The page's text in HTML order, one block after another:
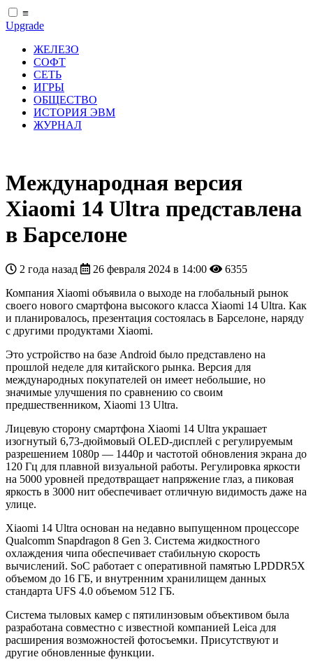
≡
Upgrade
ЖЕЛЕЗО
СОФТ
СЕТЬ
ИГРЫ
ОБЩЕСТВО
ИСТОРИЯ ЭВМ
ЖУРНАЛ
Международная версия
Xiaomi 14 Ultra представлена
в Барселоне
2 года назад 26 февраля 2024 в 14:00
6355
Компания Xiaomi объявила о выходе на глобальный рынок
своего нового смартфона высокого класса Xiaomi 14 Ultra. Как
и планировалось, презентация состоялась в Барселоне, наряду
с другими продуктами Xiaomi.
Это устройство на базе Android было представлено на
прошлой неделе для китайского рынка. Версия для
международных покупателей он имеет небольшие, но
значимые улучшения по сравнению со своим
предшественником, Xiaomi 13 Ultra.
Лицевую сторону смартфона Xiaomi 14 Ultra украшает
изогнутый 6,73-дюймовый OLED-дисплей с регулируемым
разрешением 1080p — 1440p и частотой обновления экрана до
120 Гц для плавной визуальной работы. Регулировка яркости
на 5000 уровней предотвращает напряжение глаз, а пиковая
яркость в 3000 нит обеспечивает отличную видимость даже на
улице.
Xiaomi 14 Ultra основан на недавно выпущенном процессоре
Qualcomm Snapdragon 8 Gen 3. Система жидкостного
охлаждения чипа обеспечивает стабильную скорость
вычислений. SoC работает с оперативной памятью LPDDR5X
объемом до 16 ГБ, и внутренним хранилищем данных
стандарта UFS 4.0 объемом 512 ГБ.
Система тыловых камер с пятилинзовым объективом была
разработана совместно с известной компанией Leica для
расширения возможностей фотосъемки. Присутствуют и
другие обновленные функции.